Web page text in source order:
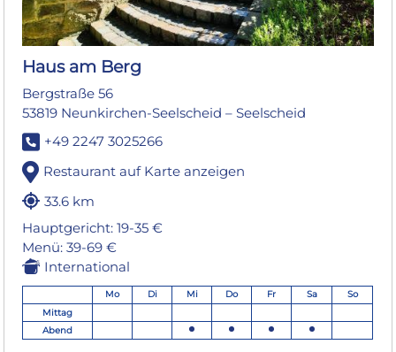
Haus am Berg
Bergstraße 56
53819 Neunkirchen-Seelscheid – Seelscheid
+49 2247 3025266
Restaurant auf Karte anzeigen
33.6 km
Hauptgericht: 19-35 €
Menü: 39-69 €
International
Mo Di Mi Do Fr Sa
So
Mittag
Abend